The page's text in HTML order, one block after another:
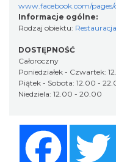
www.facebook.com/pages/category/
Informacje ogólne:
Rodzaj obiektu: Restauracja
DOSTĘPNOŚĆ
Całoroczny
Poniedziałek - Czwartek:
Piątek - Sobota: 12.00 -
Niedziela: 12.00 - 20.00